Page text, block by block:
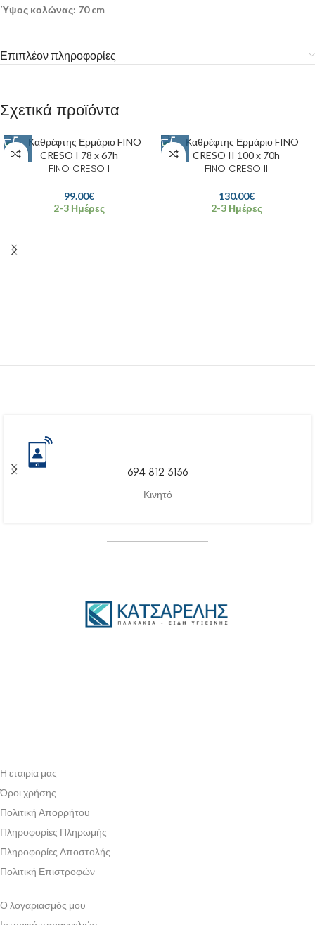
Ύψος κολώνας: 70 cm
Επιπλέον πληροφορίες
Σχετικά προϊόντα
FINO CRESO I
99.00€
2-3 Ημέρες
FINO CRESO II
130.00€
2-3 Ημέρες
694 812 3136
Κινητό
Η εταιρία μας
Όροι χρήσης
Πολιτική Απορρήτου
Πληροφορίες Πληρωμής
Πληροφορίες Αποστολής
Πολιτική Επιστροφών
Ο λογαριασμός μου